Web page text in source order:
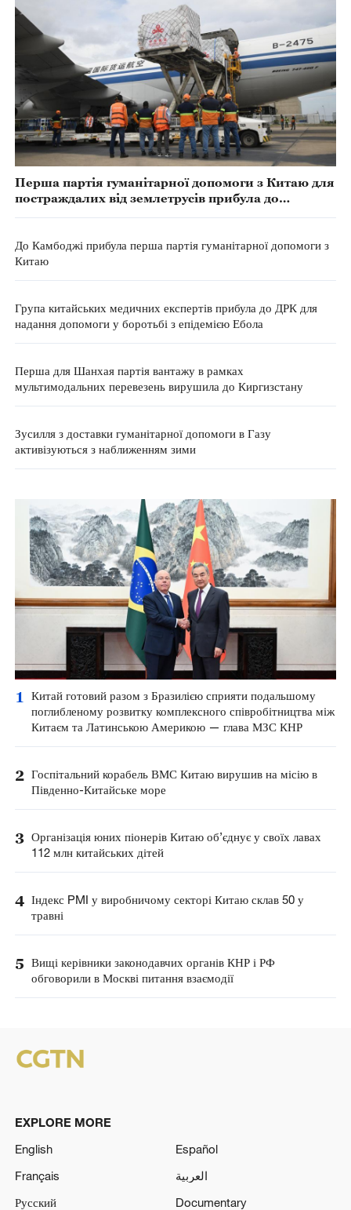
Перша партія гуманітарної допомоги з Китаю для
постраждалих від землетрусів прибула до
До Камбоджі прибула перша партія гуманітарної допомоги з
Китаю
Група китайських медичних експертів прибула до ДРК для
надання допомоги у боротьбі з епідемією Ебола
Перша для Шанхая партія вантажу в рамках
мультимодальних перевезень вирушила до Киргизстану
Зусилля з доставки гуманітарної допомоги в Газу
активізуються з наближенням зими
1
Китай готовий разом з Бразилією сприяти подальшому
поглибленому розвитку комплексного співробітництва між
Китаєм та Латинською Америкою — глава МЗС КНР
2 Госпітальний корабель ВМС Китаю вирушив на місію в
Південно-Китайське море
3 Організація юних піонерів Китаю об’єднує у своїх лавах
112 млн китайських дітей
4 Індекс PMI у виробничому секторі Китаю склав 50 у
травні
5 Вищі керівники законодавчих органів КНР і РФ
обговорили в Москві питання взаємодії
EXPLORE MORE
English
Español
Français
العربية
Русский
Documentary